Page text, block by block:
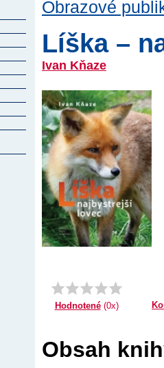
Obrazové
Líška –
Ivan Kňaze
Hodnotené(0x)
Obsah